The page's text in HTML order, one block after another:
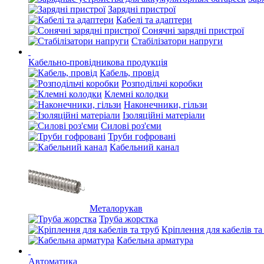
Зарядні пристрої
Кабелі та адаптери
Сонячні зарядні пристрої
Стабілізатори напруги
Кабельно-провідникова продукція
Кабель, провід
Розподільчі коробки
Клемні колодки
Наконечники, гільзи
Ізоляційні матеріали
Силові роз'єми
Труби гофровані
Кабельний канал
Металорукав
Труба жорстка
Кріплення для кабелів
Кабельна арматура
Автоматика